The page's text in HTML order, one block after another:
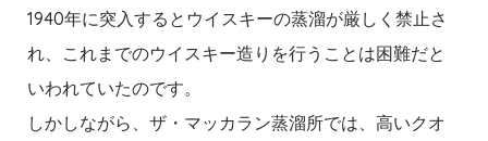
1940年に突入するとウイスキーの蒸溜が厳しく禁止さ
れ、これまでのウイスキー造りを行うことは困難だと
いわれていたのです。
しかしながら、ザ・マッカラン蒸溜所では、高いクオ